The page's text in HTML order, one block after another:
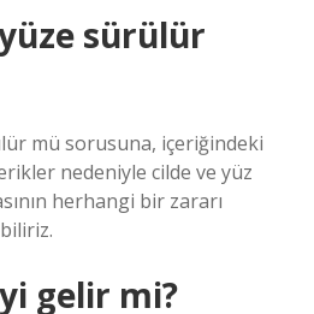
sürülür
mü sorusuna, içeriğindeki
nedeniyle cilde ve yüz
herhangi bir zararı
gelir mi?